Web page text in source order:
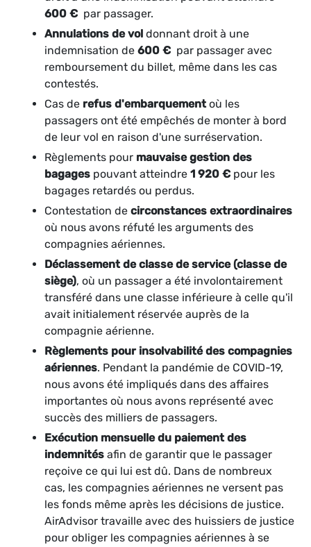
600 € par passager.
Annulations de vol donnant droit à une
indemnisation de 600 € par passager avec
remboursement du billet, même dans les cas
contestés.
Cas de refus d'embarquementoù les
passagers ont été empêchés de monter à bord
de leur vol en raison d'une surréservation.
Règlements pour mauvaise gestion des
bagages pouvant atteindre 1 920 € pour les
bagages retardés ou perdus.
Contestation de circonstances extraordinaires
où nous avons réfuté les arguments des
compagnies aériennes.
Déclassement de classe de service (classe de
siège), où un passager a été involontairement
transféré dans une classe inférieure à celle qu'il
avait initialement réservée auprès de la
compagnie aérienne.
Règlements pour insolvabilité des compagnies
aériennes. Pendant la pandémie de COVID-19,
nous avons été impliqués dans des affaires
importantes où nous avons représenté avec
succès des milliers de passagers.
Exécution mensuelle du paiement des
indemnités afin de garantir que le passager
reçoive ce qui lui est dû. Dans de nombreux
cas, les compagnies aériennes ne versent pas
les fonds même après les décisions de justice.
AirAdvisor travaille avec des huissiers de justice
pour obliger les compagnies aériennes à se